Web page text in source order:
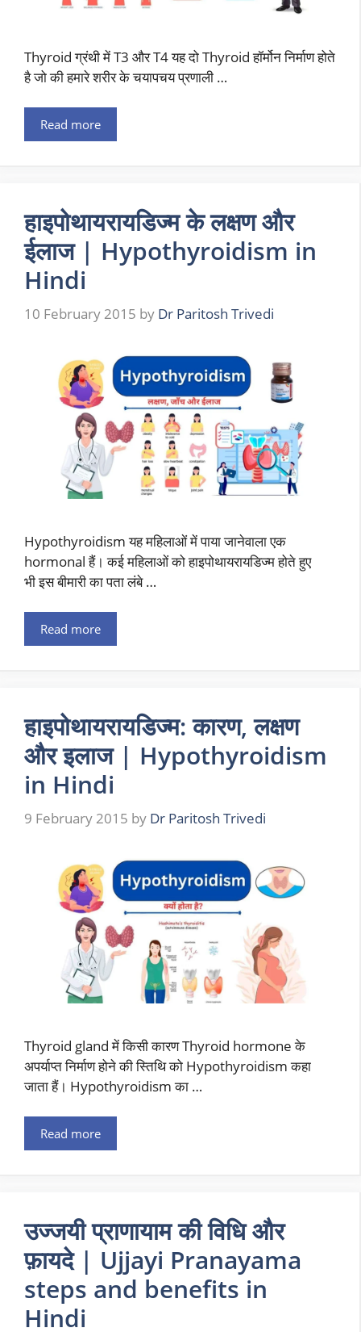
Thyroid ग्रंथी में T3 और T4 यह दो Thyroid हॉर्मोन निर्माण होते
है जो की हमारे शरीर के चयापचय प्रणाली …
Read more
हाइपोथायरायडिज्म के लक्षण और
ईलाज | Hypothyroidism in
Hindi
10 February 2015 by Dr Paritosh Trivedi
Hypothyroidism यह महिलाओं में पाया जानेवाला एक
hormonal हैं। कई महिलाओं को हाइपोथायरायडिज्म होते हुए
भी इस बीमारी का पता लंबे …
Read more
हाइपोथायरायडिज्म: कारण, लक्षण
और इलाज | Hypothyroidism
in Hindi
9 February 2015 by Dr Paritosh Trivedi
Thyroid gland में किसी कारण Thyroid hormone के
अपर्याप्त निर्माण होने की स्तिथि को Hypothyroidism कहा
जाता हैं। Hypothyroidism का …
Read more
उज्जयी प्राणायाम की विधि और
फ़ायदे | Ujjayi Pranayama
steps and benefits in
Hindi